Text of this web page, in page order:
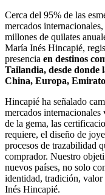
Cerca del 95% de las
mercados
millones de quilates
María Inés Hincapié,
presencia en destinos
Tailandia, desde donde
China, Europa,
Hincapié ha señalado
mercados
de la gema, las
requiere, el diseño de
procesos de trazabilidad
comprador. Nuestro
nuevos países, no solo
identidad, tradición,
Inés Hincapié.